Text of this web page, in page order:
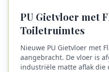
PU Gietvloer met
Toiletruimtes
Nieuwe PU Gietvloer met
aangebracht. De vloer is
industriële matte aflak die